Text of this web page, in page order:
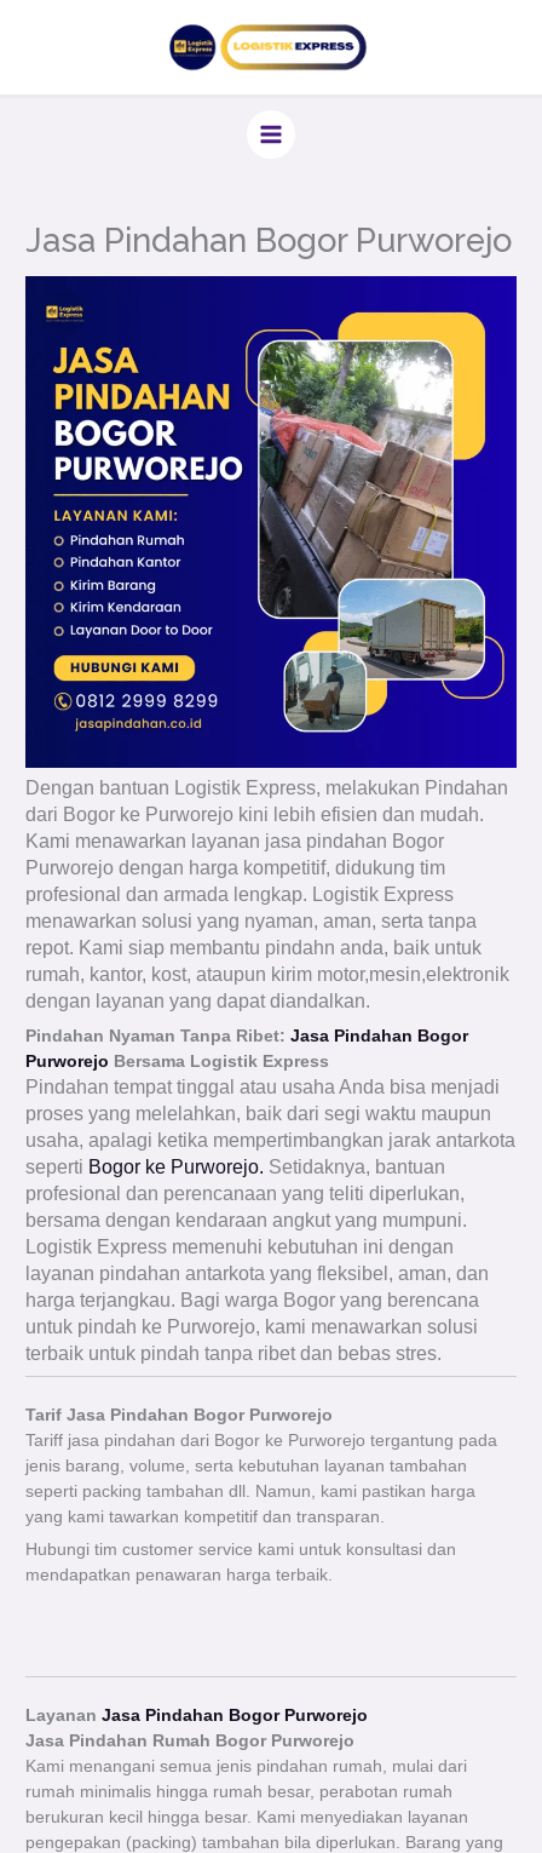
Jasa Pindahan Bogor Purworejo
Dengan bantuan Logistik Express, melakukan Pindahan
dari Bogor ke Purworejo kini lebih efisien dan mudah.
Kami menawarkan layanan jasa pindahan Bogor
Purworejo dengan harga kompetitif, didukung tim
profesional dan armada lengkap. Logistik Express
menawarkan solusi yang nyaman, aman, serta tanpa
repot. Kami siap membantu pindahn anda, baik untuk
rumah, kantor, kost, ataupun kirim motor,mesin,elektronik
dengan layanan yang dapat diandalkan.
Pindahan Nyaman Tanpa Ribet:Jasa Pindahan Bogor
Purworejo Bersama Logistik Express
Pindahan tempat tinggal atau usaha Anda bisa menjadi
proses yang melelahkan, baik dari segi waktu maupun
usaha, apalagi ketika mempertimbangkan jarak antarkota
seperti Bogor ke Purworejo. Setidaknya, bantuan
profesional dan perencanaan yang teliti diperlukan,
bersama dengan kendaraan angkut yang mumpuni.
Logistik Express memenuhi kebutuhan ini dengan
layanan pindahan antarkota yang fleksibel, aman, dan
harga terjangkau. Bagi warga Bogor yang berencana
untuk pindah ke Purworejo, kami menawarkan solusi
terbaik untuk pindah tanpa ribet dan bebas stres.
Tarif Jasa Pindahan Bogor Purworejo
Tariff jasa pindahan dari Bogor ke Purworejo tergantung pada
jenis barang, volume, serta kebutuhan layanan tambahan
seperti packing tambahan dll. Namun, kami pastikan harga
yang kami tawarkan kompetitif dan transparan.
Hubungi tim customer service kami untuk konsultasi dan
mendapatkan penawaran harga terbaik.
LayananJasa Pindahan Bogor Purworejo
Jasa Pindahan Rumah Bogor Purworejo
Kami menangani semua jenis pindahan rumah, mulai dari
rumah minimalis hingga rumah besar, perabotan rumah
berukuran kecil hingga besar. Kami menyediakan layanan
pengepakan (packing) tambahan bila diperlukan.
Barang yang